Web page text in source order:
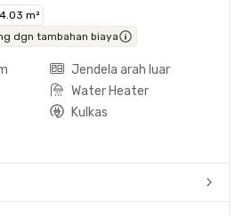
m²
dgn tambahan biaya
Jendela arah luar
Water Heater
Kulkas